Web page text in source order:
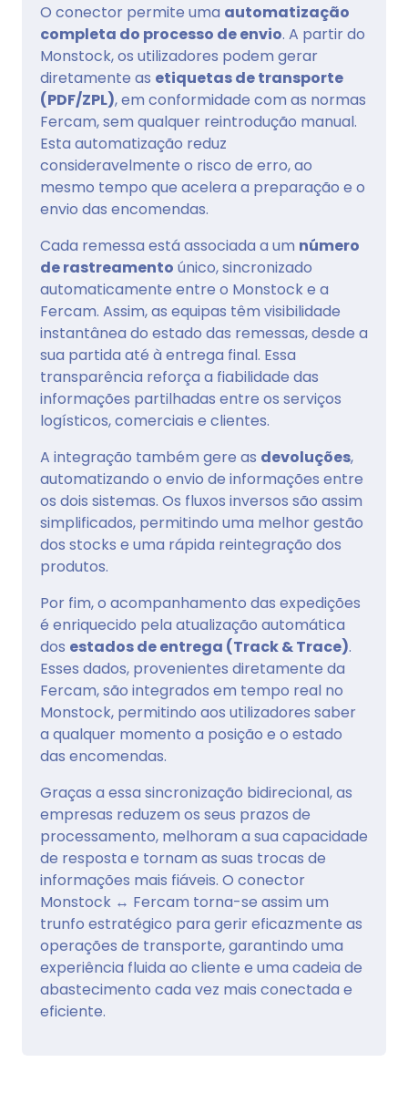
O conector permite uma automatização
completa do processo de envio. A partir do
Monstock, os utilizadores podem gerar
diretamente as etiquetas de transporte
(PDF/ZPL), em conformidade com as normas
Fercam, sem qualquer reintrodução manual.
Esta automatização reduz
consideravelmente o risco de erro, ao
mesmo tempo que acelera a preparação e o
envio das encomendas.
Cada remessa está associada a um número
de rastreamento único, sincronizado
automaticamente entre o Monstock e a
Fercam. Assim, as equipas têm visibilidade
instantânea do estado das remessas, desde a
sua partida até à entrega final. Essa
transparência reforça a fiabilidade das
informações partilhadas entre os serviços
logísticos, comerciais e clientes.
A integração também gere as devoluções,
automatizando o envio de informações entre
os dois sistemas. Os fluxos inversos são assim
simplificados, permitindo uma melhor gestão
dos stocks e uma rápida reintegração dos
produtos.
Por fim, o acompanhamento das expedições
é enriquecido pela atualização automática
dos estados de entrega (Track & Trace).
Esses dados, provenientes diretamente da
Fercam, são integrados em tempo real no
Monstock, permitindo aos utilizadores saber
a qualquer momento a posição e o estado
das encomendas.
Graças a essa sincronização bidirecional, as
empresas reduzem os seus prazos de
processamento, melhoram a sua capacidade
de resposta e tornam as suas trocas de
informações mais fiáveis. O conector
Monstock ↔ Fercam torna-se assim um
trunfo estratégico para gerir eficazmente as
operações de transporte, garantindo uma
experiência fluida ao cliente e uma cadeia de
abastecimento cada vez mais conectada e
eficiente.